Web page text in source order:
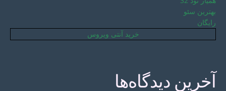
بهترین سئو
رایگان
خرید آنتی ویروس
آخرین دیدگاه‌ها